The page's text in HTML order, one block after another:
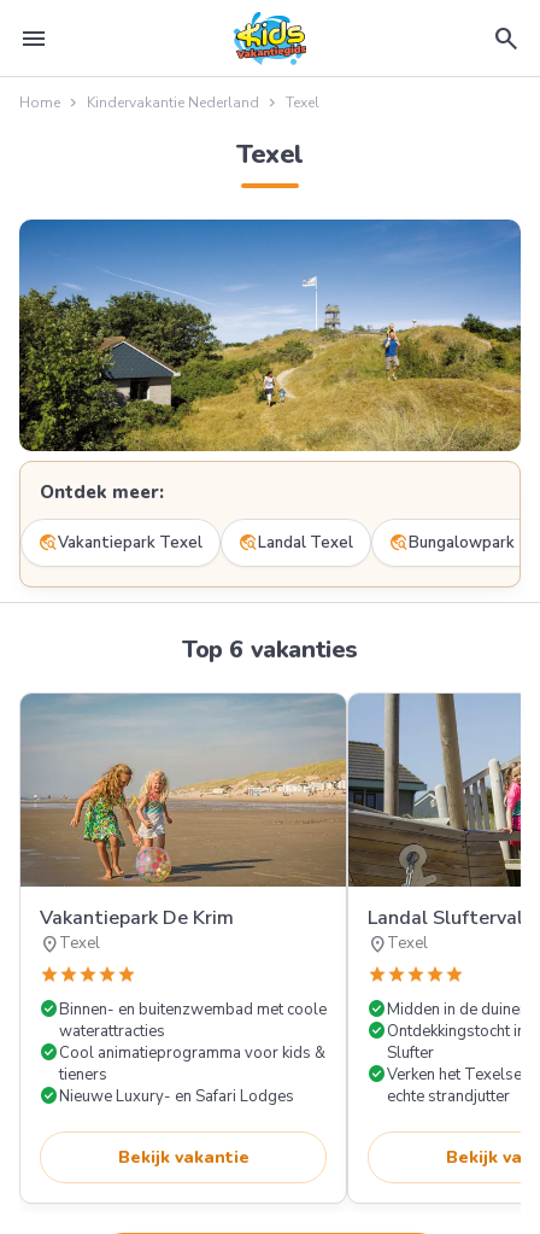
menu search
Home Kindervakantie Nederland Texel
Texel
Ontdek meer:
travel_exploreVakantiepark Texel travel_exploreLandal Texel travel_exploreBungalowpark
Top 6 vakanties
Vakantiepark De Krim
location_onTexel
starstarstarstarstar
check_circleBinnen- en buitenzwembad met coole
waterattracties
check_circleCool animatieprogramma voor kids &
tieners
check_circleNieuwe Luxury- en Safari Lodges
Bekijk vakantie
Landal
location_onTexel
starstarstarstarstar
check_circleMidden in de duinen
check_circleOntdekkingstocht in
Slufter
check_circleVerken het Texelse
echte strandjutter
Bekijk